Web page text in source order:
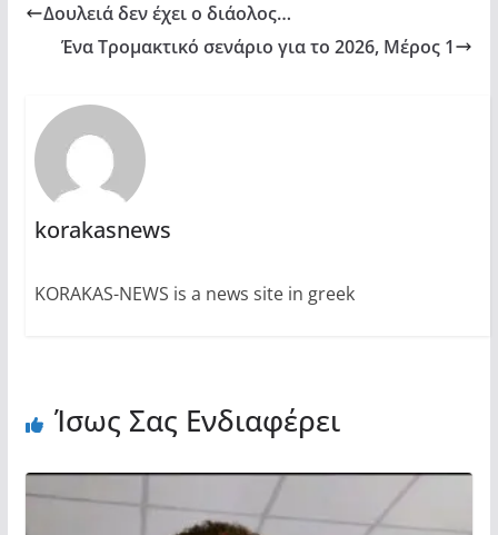
Δουλειά δεν έχει ο διάολος…
Ένα Τρομακτικό σενάριο για το 2026, Μέρος 1
korakasnews
KORAKAS-NEWS is a news site in greek
Ίσως Σας Ενδιαφέρει